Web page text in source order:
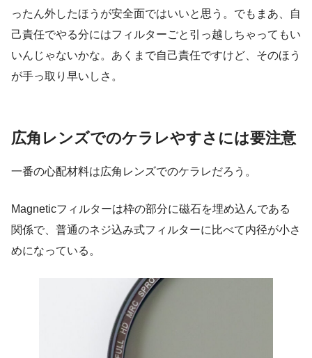
ったん外したほうが安全面ではいいと思う。でもまあ、自
己責任でやる分にはフィルターごと引っ越しちゃってもい
いんじゃないかな。あくまで自己責任ですけど、そのほう
が手っ取り早いしさ。
広角レンズでのケラレやすさには要注意
一番の心配材料は広角レンズでのケラレだろう。
Magneticフィルターは枠の部分に磁石を埋め込んである
関係で、普通のネジ込み式フィルターに比べて内径が小さ
めになっている。